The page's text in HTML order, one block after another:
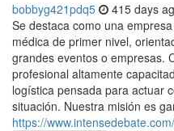
bobbyg421pdq5 415 days
Se destaca como una
médica de primer nivel,
grandes eventos o empresas.
profesional altamente
logística pensada para actuar
situación. Nuestra misión es
https://